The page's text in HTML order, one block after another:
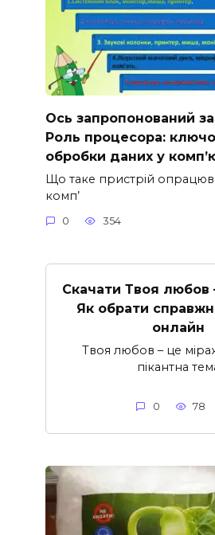
Ось запропонований
Роль процесора:
обробки даних у
Що таке пристрій
комп’
0 354
Скачати Твоя любов
Як обрати
онлайн
Твоя любов – це
пікантна
0 78